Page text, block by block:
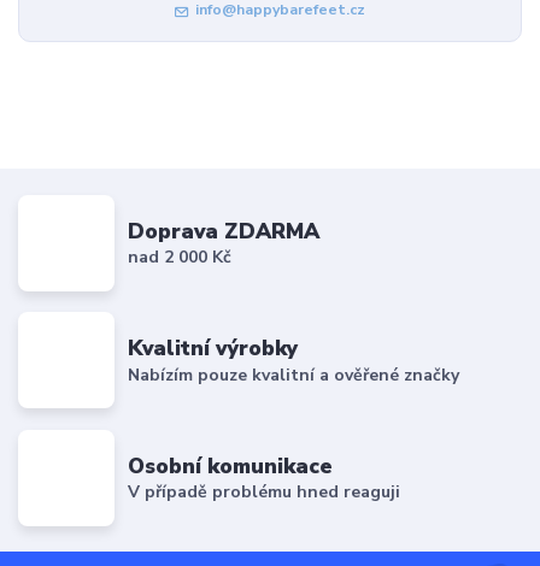
info@happybarefeet.cz
Doprava ZDARMA
nad 2 000 Kč
Kvalitní výrobky
Nabízím pouze kvalitní a ověřené značky
Osobní komunikace
V případě problému hned reaguji